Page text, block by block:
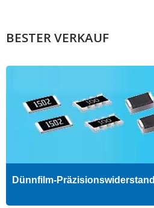
BESTER VERKAUF
Dünnfilm-Präzisionswiderstand